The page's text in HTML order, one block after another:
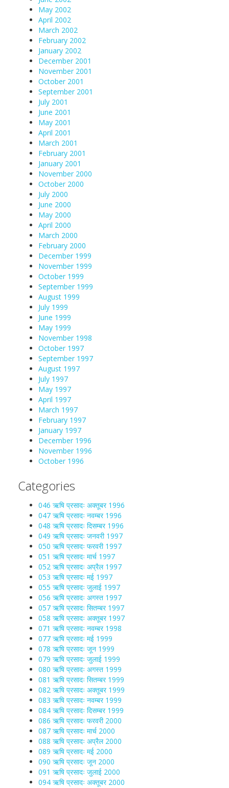
May 2002
April 2002
March 2002
February 2002
January 2002
December 2001
November 2001
October 2001
September 2001
July 2001
June 2001
May 2001
April 2001
March 2001
February 2001
January 2001
November 2000
October 2000
July 2000
June 2000
May 2000
April 2000
March 2000
February 2000
December 1999
November 1999
October 1999
September 1999
August 1999
July 1999
June 1999
May 1999
November 1998
October 1997
September 1997
August 1997
July 1997
May 1997
April 1997
March 1997
February 1997
January 1997
December 1996
November 1996
October 1996
Categories
046 ऋषि प्रसादः अक्तूबर 1996
047 ऋषि प्रसादः नवम्बर 1996
048 ऋषि प्रसादः दिसम्बर 1996
049 ऋषि प्रसादः जनवरी 1997
050 ऋषि प्रसादः फरवरी 1997
051 ऋषि प्रसादः मार्च 1997
052 ऋषि प्रसादः अप्रैल 1997
053 ऋषि प्रसादः मई 1997
055 ऋषि प्रसादः जुलाई 1997
056 ऋषि प्रसादः अगस्त 1997
057 ऋषि प्रसादः सितम्बर 1997
058 ऋषि प्रसादः अक्तूबर 1997
071 ऋषि प्रसादः नवम्बर 1998
077 ऋषि प्रसादः मई 1999
078 ऋषि प्रसादः जून 1999
079 ऋषि प्रसादः जुलाई 1999
080 ऋषि प्रसादः अगस्त 1999
081 ऋषि प्रसादः सितम्बर 1999
082 ऋषि प्रसादः अक्तूबर 1999
083 ऋषि प्रसादः नवम्बर 1999
084 ऋषि प्रसादः दिसम्बर 1999
086 ऋषि प्रसादः फरवरी 2000
087 ऋषि प्रसादः मार्च 2000
088 ऋषि प्रसादः अप्रैल 2000
089 ऋषि प्रसादः मई 2000
090 ऋषि प्रसादः जून 2000
091 ऋषि प्रसादः जुलाई 2000
094 ऋषि प्रसादः अक्तूबर 2000